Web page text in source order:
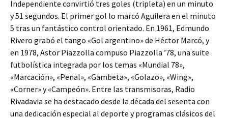
Independiente convirtió tres goles (tripleta) en un minuto
y 51 segundos. El primer gol lo marcó Aguilera en el minuto
5 tras un fantástico control orientado. En 1961, Edmundo
Rivero grabó el tango «Gol argentino» de Héctor Marcó, y
en 1978, Astor Piazzolla compuso Piazzolla ’78, una suite
futbolística integrada por los temas «Mundial 78»,
«Marcación», «Penal», «Gambeta», «Golazo», «Wing»,
«Corner» y «Campeón». Entre las transmisoras, Radio
Rivadavia se ha destacado desde la década del sesenta con
una dedicación especial al deporte y programas clásicos del